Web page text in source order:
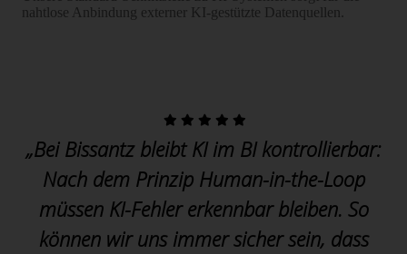
nahtlose Anbindung externer KI-gestützte Datenquellen.
„Bei Bissantz bleibt KI im BI kontrollierbar:
Nach dem Prinzip Human-in-the-Loop
müssen KI-Fehler erkennbar bleiben. So
können wir uns immer sicher sein, dass